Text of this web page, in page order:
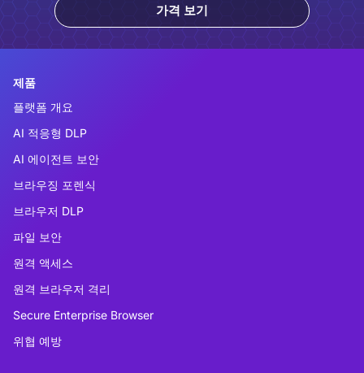
가격 보기
제품
플랫폼 개요
AI 적응형 DLP
AI 에이전트 보안
브라우징 포렌식
브라우저 DLP
파일 보안
원격 액세스
원격 브라우저 격리
Secure Enterprise Browser
위협 예방